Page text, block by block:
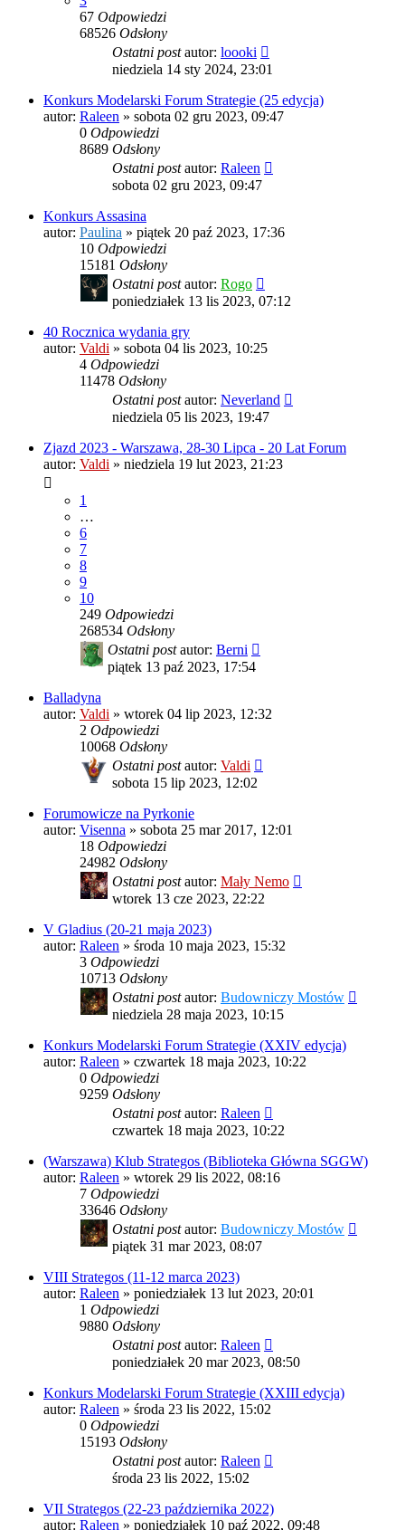
67 Odpowiedzi
68526 Odsłony
Ostatni postautor: loooki
niedziela 14 sty 2024, 23:01
Konkurs Modelarski Forum Strategie (25 edycja)
autor: Raleen » sobota 02 gru 2023, 09:47
0 Odpowiedzi
8689 Odsłony
Ostatni postautor: Raleen
sobota 02 gru 2023, 09:47
Konkurs Assasina
autor: Paulina » piątek 20 paź 2023, 17:36
10 Odpowiedzi
15181 Odsłony
Ostatni postautor: Rogo
poniedziałek 13 lis 2023, 07:12
40 Rocznica wydania gry
autor: Valdi » sobota 04 lis 2023, 10:25
4 Odpowiedzi
11478 Odsłony
Ostatni postautor: Neverland
niedziela 05 lis 2023, 19:47
Zjazd 2023 - Warszawa, 28-30 Lipca - 20 Lat Forum
autor: Valdi » niedziela 19 lut 2023, 21:23
1
…
6
7
8
9
10
249 Odpowiedzi
268534 Odsłony
Ostatni postautor: Berni
piątek 13 paź 2023, 17:54
Balladyna
autor: Valdi » wtorek 04 lip 2023, 12:32
2 Odpowiedzi
10068 Odsłony
Ostatni postautor: Valdi
sobota 15 lip 2023, 12:02
Forumowicze na Pyrkonie
autor: Visenna » sobota 25 mar 2017, 12:01
18 Odpowiedzi
24982 Odsłony
Ostatni postautor: Mały Nemo
wtorek 13 cze 2023, 22:22
V Gladius (20-21 maja 2023)
autor: Raleen » środa 10 maja 2023, 15:32
3 Odpowiedzi
10713 Odsłony
Ostatni postautor: Budowniczy Mostów
niedziela 28 maja 2023, 10:15
Konkurs Modelarski Forum Strategie (XXIV edycja)
autor: Raleen » czwartek 18 maja 2023, 10:22
0 Odpowiedzi
9259 Odsłony
Ostatni postautor: Raleen
czwartek 18 maja 2023, 10:22
(Warszawa) Klub Strategos (Biblioteka Główna SGGW)
autor: Raleen » wtorek 29 lis 2022, 08:16
7 Odpowiedzi
33646 Odsłony
Ostatni postautor: Budowniczy Mostów
piątek 31 mar 2023, 08:07
VIII Strategos (11-12 marca 2023)
autor: Raleen » poniedziałek 13 lut 2023, 20:01
1 Odpowiedzi
9880 Odsłony
Ostatni postautor: Raleen
poniedziałek 20 mar 2023, 08:50
Konkurs Modelarski Forum Strategie (XXIII edycja)
autor: Raleen » środa 23 lis 2022, 15:02
0 Odpowiedzi
15193 Odsłony
Ostatni postautor: Raleen
środa 23 lis 2022, 15:02
VII Strategos (22-23 października 2022)
autor: Raleen » poniedziałek 10 paź 2022, 09:48